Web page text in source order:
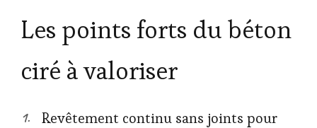
Les points forts du béton
ciré à valoriser
Revêtement continu sans joints pour